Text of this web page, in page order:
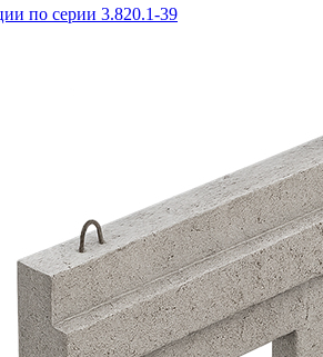
по серии 3.820.1-39